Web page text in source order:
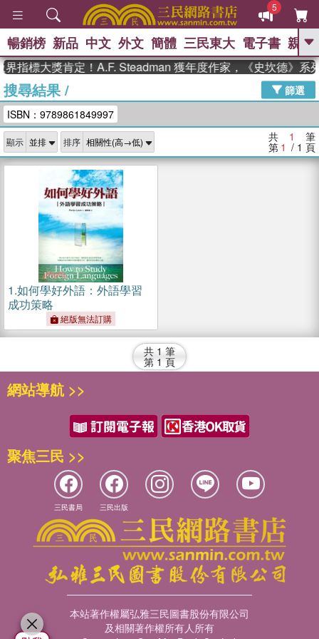
5
GO
高希均教授回憶錄
、 The Odyssey 、 父親節 、 如果歷
獎 臺灣漫遊錄 、 方念華 、 台灣的李
登輝時代
數學女孩：黎曼猜想 、
偉大的迷走神經
暢銷榜 新品 中文 外文 簡體 三民東大 電子書 親子
指標大獎肯定！A.F. Steadman 獲年度作家，《史坎德》系
搜尋結果/
篩選
ISBN：9789861849997
顯示 排序 共 1 筆
第 1 / 1 頁
1.如何學好外語：外語學習
成功策略
絕版無法訂購
共 1 筆
第 1 頁
網站導航 >>
聚焦三民 >>
三民書局 三民出版
本站著作權屬弘雅三民圖書股份有限公司
及相關著作權所有人所有